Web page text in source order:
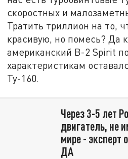
скоростных и
Тратить триллион на то,
красивую, но помесь? Да
американский B-2 Spirit
характеристикам
Ту-160.
Через 3-5 лет
двигатель, не
мире -
ДА